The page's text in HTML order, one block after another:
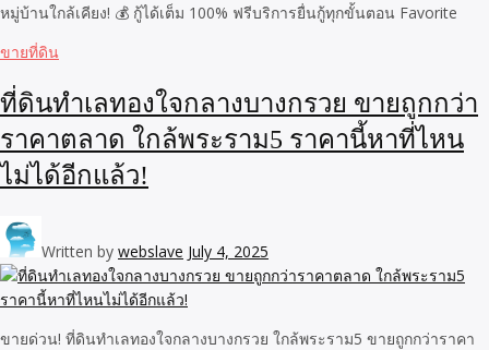
หมู่บ้านใกล้เคียง! 💰 กู้ได้เต็ม 100% ฟรีบริการยื่นกู้ทุกขั้นตอน Favorite
ขายที่ดิน
ที่ดินทำเลทองใจกลางบางกรวย ขายถูกกว่า
ราคาตลาด ใกล้พระราม5 ราคานี้หาที่ไหน
ไม่ได้อีกแล้ว!
Written by webslave July 4, 2025
ขายด่วน! ที่ดินทำเลทองใจกลางบางกรวย ใกล้พระราม5 ขายถูกกว่าราคา